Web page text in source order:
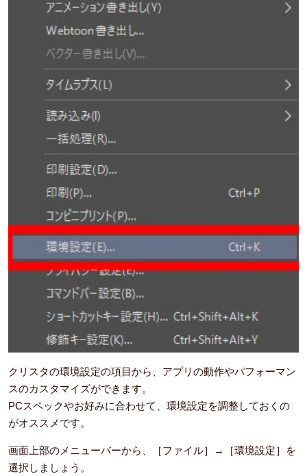
クリスタの環境設定の項目から、アプリの動作やパフォーマン
スのカスタマイズができます。
PCスペックやお好みに合わせて、環境設定を調整しておくの
がオススメです。
画面上部のメニューバーから、［ファイル］→［環境設定］を
選択しましょう。